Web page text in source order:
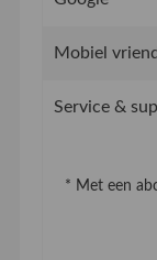
Mobiel
Service &
* Met een